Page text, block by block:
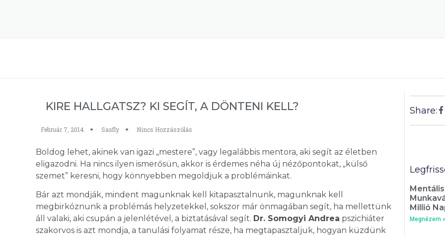
KIRE HALLGATSZ? KI SEGÍT, A DÖNTENI KELL?
Február 7, 2014 Sasfly Nincs Hozzászólás
Boldog lehet, akinek van igazi „mestere”, vagy legalábbis mentora, aki segít az életben
eligazodni. Ha nincs ilyen ismerősün, akkor is érdemes néha új nézőpontokat, „külső
szemet” keresni, hogy könnyebben megoldjuk a problémáinkat.
Bár azt mondják, mindent magunknak kell kitapasztalnunk, magunknak kell
megbirkóznunk a problémás helyzetekkel, sokszor már önmagában segít, ha mellettünk
áll valaki, aki csupán a jelenlétével, a biztatásával segít. Dr. Somogyi Andrea pszichiáter
szakorvos is azt mondja, a tanulási folyamat része, ha megtapasztaljuk, hogyan küzdünk
Share:
Millió
Megnézem